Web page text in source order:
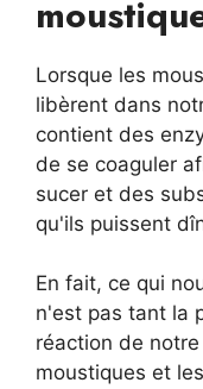
Lorsque les
libèrent dans
contient des
de se coaguler
sucer et des
qu'ils puissent
En fait, ce qui
n'est pas tant la
réaction de
moustiques et